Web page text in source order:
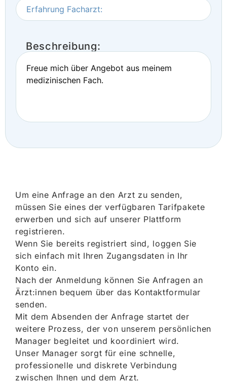
Erfahrung Facharzt:
Beschreibung:
Freue mich über Angebot aus meinem
medizinischen Fach.
Um eine Anfrage an den Arzt zu senden,
müssen Sie eines der verfügbaren Tarifpakete
erwerben und sich auf unserer Plattform
registrieren.
Wenn Sie bereits registriert sind, loggen Sie
sich einfach mit Ihren Zugangsdaten in Ihr
Konto ein.
Nach der Anmeldung können Sie Anfragen an
Ärzt:innen bequem über das Kontaktformular
senden.
Mit dem Absenden der Anfrage startet der
weitere Prozess, der von unserem persönlichen
Manager begleitet und koordiniert wird.
Unser Manager sorgt für eine schnelle,
professionelle und diskrete Verbindung
zwischen Ihnen und dem Arzt.